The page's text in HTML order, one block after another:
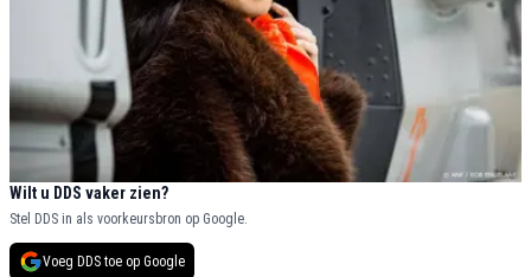
Wilt u DDS vaker zien?
Stel DDS in als voorkeursbron op Google.
Voeg DDS toe op Google